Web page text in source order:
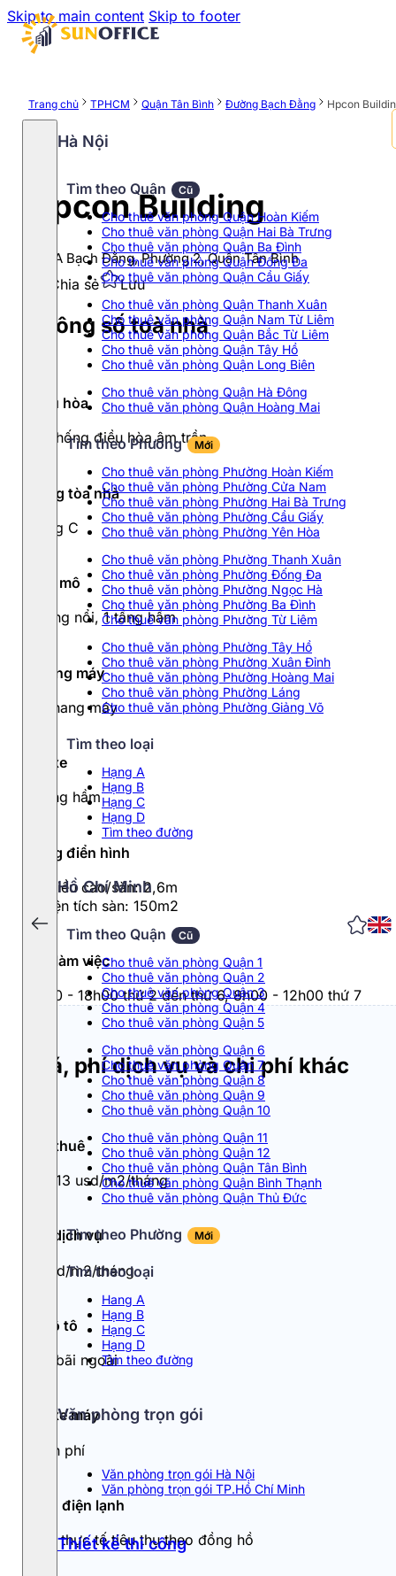
Skip to main content Skip to footer
Hà Nội
Tìm theo Quận Cũ
Cho thuê văn phòng Quận Hoàn Kiếm
Cho thuê văn phòng Quận Hai Bà Trưng
Cho thuê văn phòng Quận Ba Đình
Cho thuê văn phòng Quận Đống Đa
Cho thuê văn phòng Quận Cầu Giấy
Cho thuê văn phòng Quận Thanh Xuân
Cho thuê văn phòng Quận Nam Từ Liêm
Cho thuê văn phòng Quận Bắc Từ Liêm
Cho thuê văn phòng Quận Tây Hồ
Cho thuê văn phòng Quận Long Biên
Cho thuê văn phòng Quận Hà Đông
Cho thuê văn phòng Quận Hoàng Mai
Tìm theo Phường Mới
Cho thuê văn phòng Phường Hoàn Kiếm
Cho thuê văn phòng Phường Cửa Nam
Cho thuê văn phòng Phường Hai Bà Trưng
Cho thuê văn phòng Phường Cầu Giấy
Cho thuê văn phòng Phường Yên Hòa
Cho thuê văn phòng Phường Thanh Xuân
Cho thuê văn phòng Phường Đống Đa
Cho thuê văn phòng Phường Ngọc Hà
Cho thuê văn phòng Phường Ba Đình
Cho thuê văn phòng Phường Từ Liêm
Cho thuê văn phòng Phường Tây Hồ
Cho thuê văn phòng Phường Xuân Đỉnh
Cho thuê văn phòng Phường Hoàng Mai
Cho thuê văn phòng Phường Láng
Cho thuê văn phòng Phường Giảng Võ
Tìm theo loại
Hạng A
Hạng B
Hạng C
Hạng D
Tìm theo đường
Hồ Chí Minh
Tìm theo Quận Cũ
Cho thuê văn phòng Quận 1
Cho thuê văn phòng Quận 2
Cho thuê văn phòng Quận 3
Cho thuê văn phòng Quận 4
Cho thuê văn phòng Quận 5
Cho thuê văn phòng Quận 6
Cho thuê văn phòng Quận 7
Cho thuê văn phòng Quận 8
Cho thuê văn phòng Quận 9
Cho thuê văn phòng Quận 10
Cho thuê văn phòng Quận 11
Cho thuê văn phòng Quận 12
Cho thuê văn phòng Quận Tân Bình
Cho thuê văn phòng Quận Bình Thạnh
Cho thuê văn phòng Quận Thủ Đức
Tìm theo Phường Mới
Tìm theo loại
Hang A
Hạng B
Hạng C
Hạng D
Tìm theo đường
Văn phòng trọn gói
Văn phòng trọn gói Hà Nội
Văn phòng trọn gói TP.Hồ Chí Minh
Thiết kế thi công
Trang chủ TPHCM Quận Tân Bình Đường Bạch Đằng Hpcon
Hpcon Building
2/13A Bạch Đằng, Phường 2, Quận Tân Bình
Chia sẻ Lưu
Thông số toà nhà
Điều hòa
Hệ thống điều hòa âm trần
Hạng tòa nhà
Hạng C
Quy mô
7 tầng nổi, 1 tầng hầm
Thang máy
01 thang máy
Đỗ xe
1 tầng hầm
Tầng điển hình
- Chiều cao/sàn: 2,6m
- Diện tích sàn: 150m2
Giờ làm việc
8h00 - 18h00 thứ 2 đến thứ 6, 8h00 - 12h00 thứ 7
Giá, phí dịch vụ và chi phí khác
Giá thuê
11 - 13 usd/m2/tháng
Phí dịch vụ
2 usd/m2/tháng
Đỗ ô tô
Gửi bãi ngoài
Đỗ xe máy
Miễn phí
Tiền điện lạnh
Tính thực tế tiêu thụ theo đồng hồ